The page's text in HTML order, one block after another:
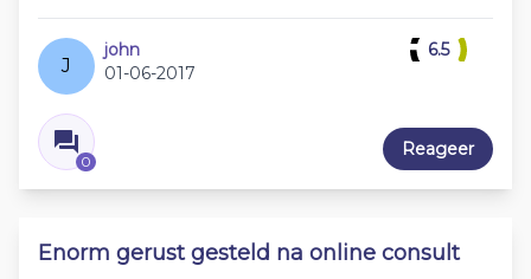
J
john
01-06-2017
0
6.5
Reageer
Enorm gerust gesteld na online consult